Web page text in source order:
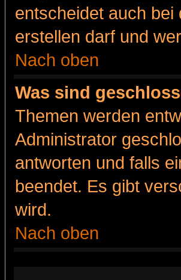
entscheidet auch bei
erstellen darf und
Nach oben
Was sind
Themen werden
Administrator
antworten und falls
beendet. Es gibt
wird.
Nach oben